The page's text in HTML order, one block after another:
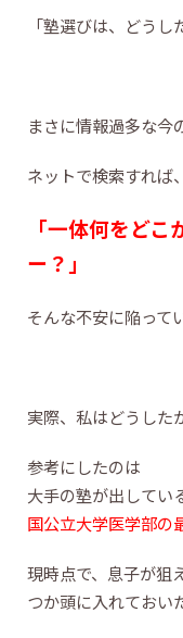
「塾選びは、どうし
まさに情報過多な今
ネットで検索すれば
「一体何をど
ー ？」
そんな不安に陥って
実際、私はどうした
参考にしたのは
大手の塾が出してい
国公立大学医学部の
現時点で、息子が狙
つか頭に入れておい